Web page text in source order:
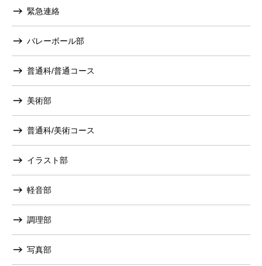
緊急連絡
バレーボール部
普通科/普通コース
美術部
普通科/美術コース
イラスト部
軽音部
調理部
写真部